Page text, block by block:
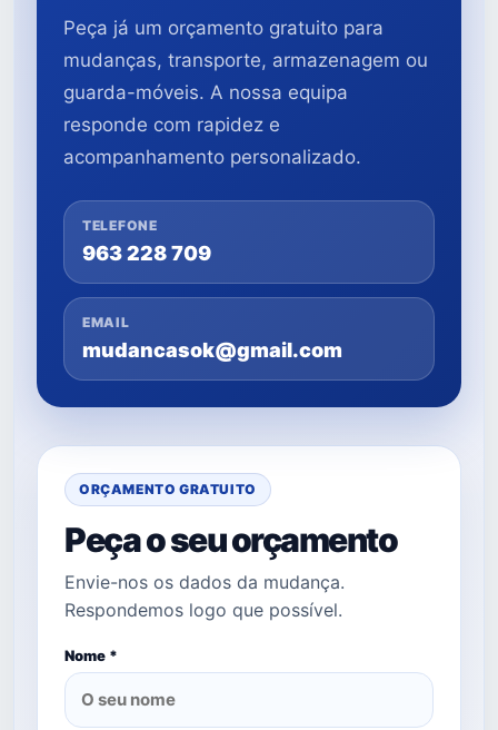
Peça já um orçamento gratuito para
mudanças, transporte, armazenagem ou
guarda-móveis. A nossa equipa
responde com rapidez e
acompanhamento personalizado.
TELEFONE
963 228 709
EMAIL
mudancasok@gmail.com
ORÇAMENTO GRATUITO
Peça o seu orçamento
Envie-nos os dados da mudança.
Respondemos logo que possível.
Nome *